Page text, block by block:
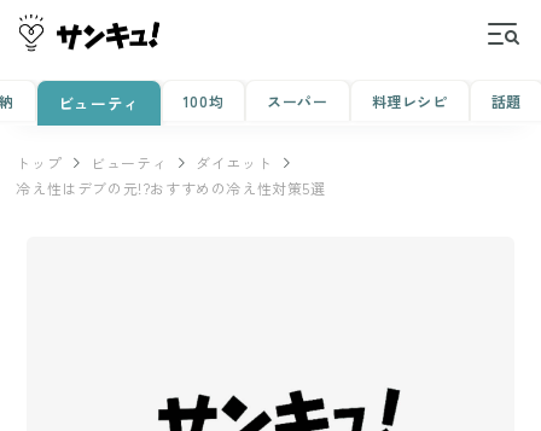
ビューティ 100均 スーパー 料理レシピ 話題
トップ ビューティ
ダイエット
冷え性はデブの元!?おすすめの冷え性対策5選